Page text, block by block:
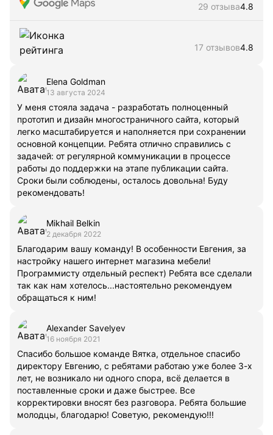
29 отзыва4.8
17 отзывов4.8
Elena Goldman
13 августа 2024
У меня стояла задача - разработать полноценный
прототип и дизайн многостраничного сайта, который
легко масштабируется и наполняется при сохранении
основной концепции. Ребята отлично справились с
задачей: от регулярной коммуникации в процессе
работы до поддержки на этапе публикации сайта.
Сроки были соблюдены, осталось довольна! Буду
рекомендовать!
Mikhail Belkin
2 декабря 2022
Благодарим вашу команду! В особенности Евгения, за
настройку нашего интернет магазина мебели!
Программисту отдельный респект) Ребята все сделали
так как нам хотелось...настоятельно рекомендуем
обращаться к ним!
Alexander Savelyev
16 ноября 2021
Спасибо большое команде Вятка, отдельное спасибо
директору Евгению, с ребятами работаю уже более 3-х
лет, не возникало ни одного спора, всё делается в
поставленные сроки и даже быстрее. Все
корректировки вносят без разговора. Ребята большие
молодцы, благодарю! Советую, рекомендую!!!